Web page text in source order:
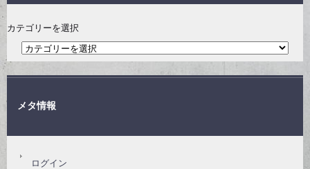
カテゴリーを選択
メタ情報
ログイン